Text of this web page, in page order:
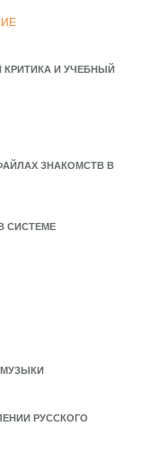
КРИТИКА И УЧЕБНЫЙ
ЗНАКОМСТВ В
СИСТЕМЕ
РУССКОГО